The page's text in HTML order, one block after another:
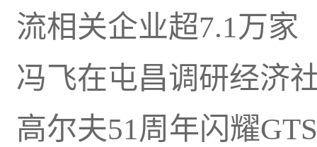
流相关企业超7.1万家
冯飞在屯昌调研经济
高尔夫51周年闪耀